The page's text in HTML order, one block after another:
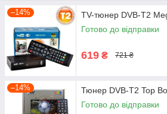
–14%
TV-тюнер DVB-T2
Готово до відправки
619 ₴ 721 ₴
–14%
Тюнер DVB-T2 Top
Готово до відправки